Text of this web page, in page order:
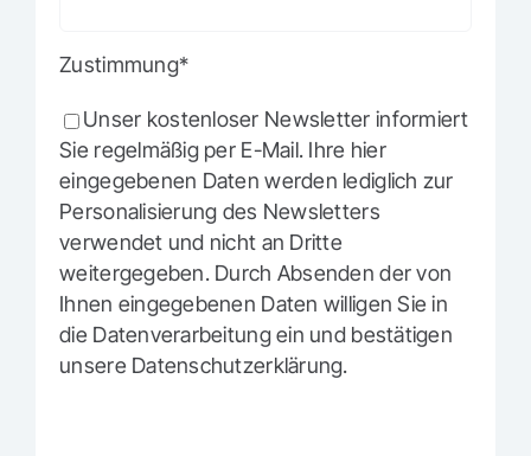
Zustimmung*
Unser kostenloser Newsletter informiert
Sie regelmäßig per E-Mail. Ihre hier
eingegebenen Daten werden lediglich zur
Personalisierung des Newsletters
verwendet und nicht an Dritte
weitergegeben. Durch Absenden der von
Ihnen eingegebenen Daten willigen Sie in
die Datenverarbeitung ein und bestätigen
unsere Datenschutzerklärung.